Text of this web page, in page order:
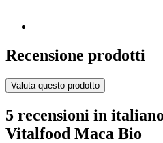
Recensione prodotti
Valuta questo prodotto
5 recensioni in
Vitalfood Maca Bio